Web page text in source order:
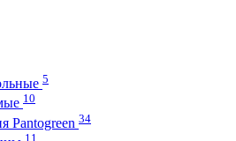
5
10
Pantogreen 34
11